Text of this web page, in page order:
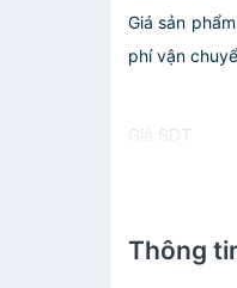
Giá sản
phí vận
Giá SDT
Thông